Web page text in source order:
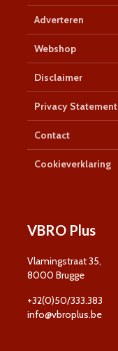
Adverteren
Webshop
Disclaimer
Privacy Statement
Contact
Cookieverklaring
VBRO Plus
Vlamingstraat 35,
8000 Brugge
+32(0)50/333.383
info@vbroplus.be